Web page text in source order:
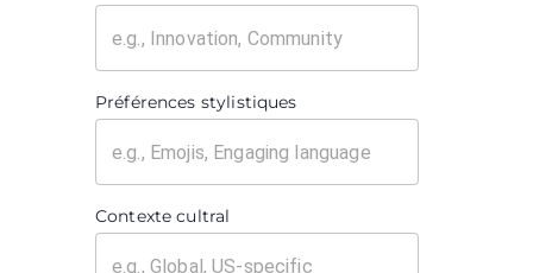
Préférences stylistiques
Contexte cultral